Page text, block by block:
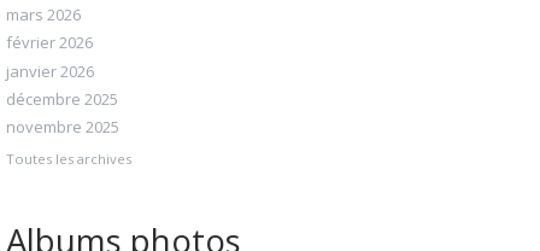
mars 2026
février 2026
janvier 2026
décembre 2025
novembre 2025
Toutes les archives
Albums photos